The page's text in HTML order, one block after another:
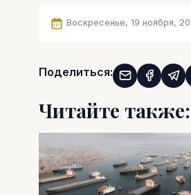
Воскресенье, 19 ноября,
Поделиться:
Читайте также: